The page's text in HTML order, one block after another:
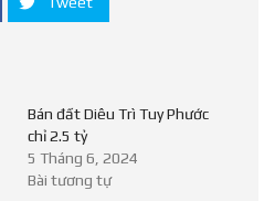
Bán đất Diêu Trì Tuy Phước
chỉ 2.5 tỷ
5 Tháng 6, 2024
Bài tương tự